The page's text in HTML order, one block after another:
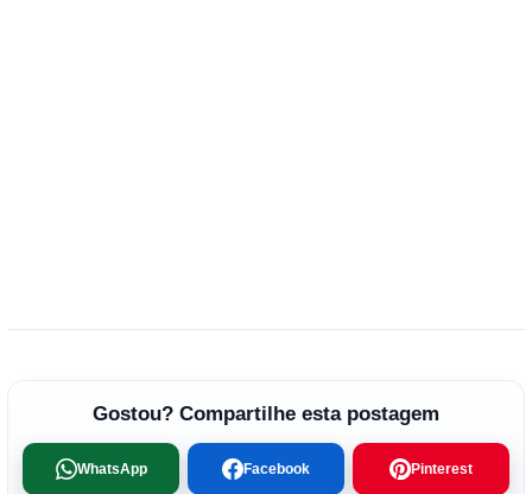
Gostou? Compartilhe esta postagem
WhatsApp Facebook Pinterest